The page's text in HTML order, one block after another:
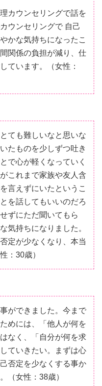
カウンセリングで話を
ウンセリングで 自己
かな気持ちになったこ
関係の負担が減り、仕
ています。（女性：
ても難しいなと思いな
たものを少しずつ吐き
で心が軽くなっていく
これまで家族や友人含
言えずにいたというこ
を話してもいいのだろ
ずにただ聞いてもら
気持ちになりました。
定が少なくなり、本当
：30歳）
ができました。今まで
めには、「他人が何を
なく、「自分が何を求
ていきたい。まずは心
否定を少なくする事か
（女性：38歳）